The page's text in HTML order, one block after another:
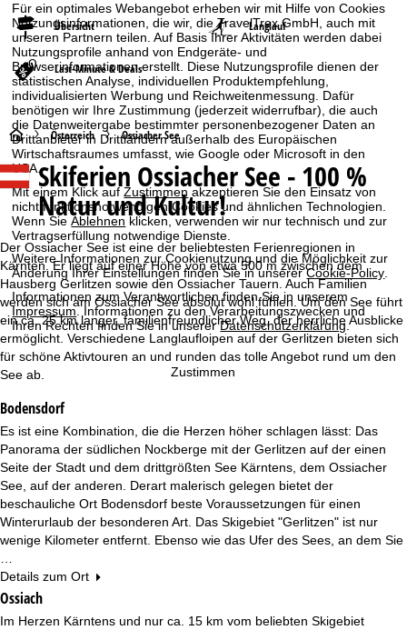
Für ein optimales Webangebot erheben wir mit Hilfe von Cookies
Nutzungsinformationen, die wir, die TravelTrex GmbH, auch mit
unseren Partnern teilen. Auf Basis Ihrer Aktivitäten werden dabei
Nutzungsprofile anhand von Endgeräte- und
Browserinformationen erstellt. Diese Nutzungsprofile dienen der
statistischen Analyse, individuellen Produktempfehlung,
individualisierten Werbung und Reichweitenmessung. Dafür
benötigen wir Ihre Zustimmung (jederzeit widerrufbar), die auch
die Datenweitergabe bestimmter personenbezogener Daten an
Drittanbieter in Drittländern außerhalb des Europäischen
Wirtschaftsraumes umfasst, wie Google oder Microsoft in den
USA.
Mit einem Klick aufZustimmen akzeptieren Sie den Einsatz von
nicht funktionsnotwendigen Cookies und ähnlichen Technologien.
Wenn SieAblehnen klicken, verwenden wir nur technisch und zur
Vertragserfüllung notwendige Dienste.
Weitere Informationen zur Cookienutzung und die Möglichkeit zur
Änderung Ihrer Einstellungen finden Sie in unsererCookie-Policy
Informationen zum Verantwortlichen finden Sie in unserem
Impressum. Informationen zu den Verarbeitungszwecken und
Ihren Rechten finden Sie in unsererDatenschutzerklärung.
Zustimmen
Übersicht Langlauf
Last-Minute & Deals
S
t
a
r
t
s
e
t
e
Österreich Ossiacher See
Skiferien Ossiacher See - 100 %
Natur und Kultur!
Der Ossiacher See ist eine der beliebtesten Ferienregionen in
Kärnten. Er liegt auf einer Höhe von etwa 500 m zwischen dem
Hausberg Gerlitzen sowie den Ossiacher Tauern. Auch Familien
werden sich am Ossiacher See absolut wohl fühlen. Um den See führt
ein ca. 25 km langer, familienfreundlicher Weg, der herrliche Ausblicke
ermöglicht. Verschiedene Langlaufloipen auf der Gerlitzen bieten sich
für schöne Aktivtouren an und runden das tolle Angebot rund um den
See ab.
Bodensdorf
Es ist eine Kombination, die die Herzen höher schlagen lässt: Das
Panorama der südlichen Nockberge mit der Gerlitzen auf der einen
Seite der Stadt und dem drittgrößten See Kärntens, dem Ossiacher
See, auf der anderen. Derart malerisch gelegen bietet der
beschauliche Ort Bodensdorf beste Voraussetzungen für einen
Winterurlaub der besonderen Art. Das Skigebiet "Gerlitzen" ist nur
wenige Kilometer entfernt. Ebenso wie das Ufer des Sees, an dem Sie
Details zum Ort
Ossiach
Im Herzen Kärntens und nur ca. 15 km vom beliebten Skigebiet